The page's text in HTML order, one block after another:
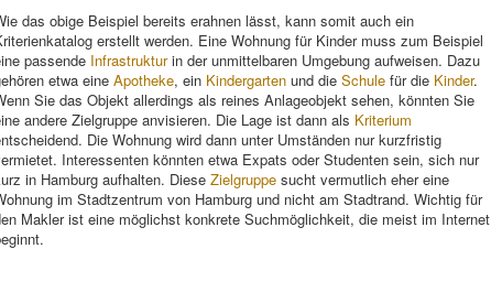
das obige Beispiel bereits erahnen lässt, kann somit auch ein
erstellt werden. Eine Wohnung für Kinder muss zum Beispiel
passende Infrastrukturin der unmittelbaren Umgebung aufweisen. Dazu
etwa eine Apotheke, ein Kindergarten und die Schule für die Kinder.
Sie das Objekt allerdings als reines Anlageobjekt sehen, könnten Sie
andere Zielgruppe anvisieren. Die Lage ist dann als Kriterium
Die Wohnung wird dann unter Umständen nur kurzfristig
Interessenten könnten etwa Expats oder Studenten sein, sich nur
in Hamburg aufhalten. Diese Zielgruppe sucht vermutlich eher eine
im Stadtzentrum von Hamburg und nicht am Stadtrand. Wichtig für
Makler ist eine möglichst konkrete Suchmöglichkeit, die meist im Internet